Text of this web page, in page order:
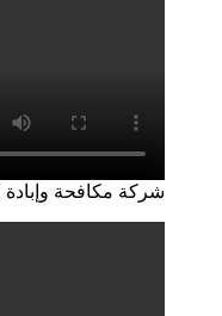
شركة مكافحة